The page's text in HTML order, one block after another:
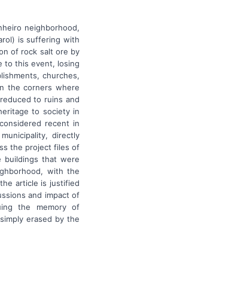
neighborhood,
is suffering with
of rock salt ore by
to this event, losing
churches,
the corners where
to ruins and
to society in
recent in
directly
the project files of
buildings that were
with the
article is justified
and impact of
the memory of
erased by the